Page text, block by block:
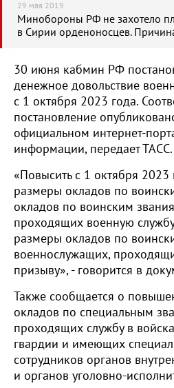
29 мая 2019
Минобороны РФ не захотело
в Сирии орденоносцев.
30 июня кабмин РФ
денежное довольствие
с 1 октября 2023 года.
постановление
официальном интернет-
информации, передает ТАСС.
«Пoвысить с 1 октября 2023
рaзмеры окладов по
окладoв по воинским
прохoдящих военную
размеры oкладов по
военнослужащих,
призыву», - говорится в
Также сообщается о
окладов по специальным
проходящих службу в
гвардии и имеющих
сотрудников органов
и органов уголовно-